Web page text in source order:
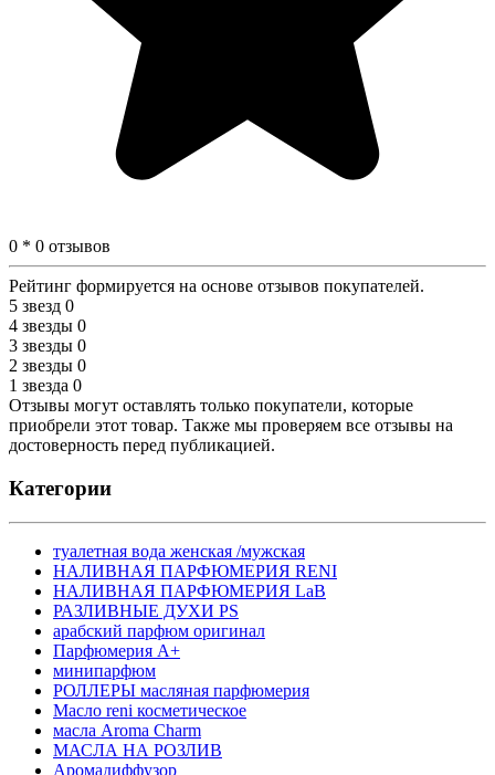
0 * 0 отзывов
Рейтинг формируется на основе отзывов покупателей.
5 звезд 0
4 звезды 0
3 звезды 0
2 звезды 0
1 звезда 0
Отзывы могут оставлять только покупатели, которые
приобрели этот товар. Также мы проверяем все отзывы на
достоверность перед публикацией.
Категории
туалетная вода женская /мужская
НАЛИВНАЯ ПАРФЮМЕРИЯ RENI
НАЛИВНАЯ ПАРФЮМЕРИЯ LaB
РАЗЛИВНЫЕ ДУХИ PS
арабский парфюм оригинал
Парфюмерия А+
минипарфюм
РОЛЛЕРЫ масляная парфюмерия
Масло reni косметическое
масла Aroma Charm
МАСЛА НА РОЗЛИВ
Аромадиффузор